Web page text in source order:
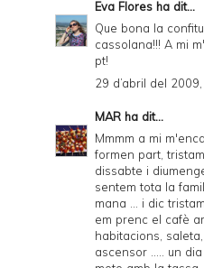
Eva Flores ha dit...
Que bona la
cassolana!!! A mi
pt!
29 d’abril del
MAR ha dit...
Mmmm a mi
formen part,
dissabte i
sentem tota la
mana ... i dic
em prenc el cafè
habitacions,
ascensor ..... un